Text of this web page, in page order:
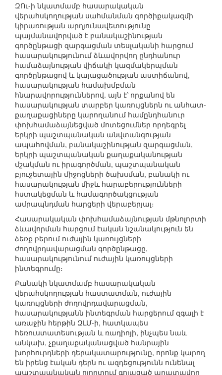
ԶՈւ-ի նկատմամբ հասարակական
վերահսկողության սահմանման գործիքակազմի
կիրառության արդյունավետությունը
պայմանավորված է բանակաշինության
գործընթացի զարգացման տեսլականի հարցում
հասարակությունում ձևավորվող ընդհանուր
համաձայնության վիճակի կազմակերպման
գործընթացով և կայացածության աստիճանով,
հասարակության համախմբման
հնարավորություններով. այն է՝ որքանով են
հասարակության տարբեր կառույցներն ու անհատ-
քաղաքացիները կարողանում համընդհանուր
փոխհամաձայնեցված մոտեցումներ որդեգրել
երկրի պաշտպանական անվտանգության
ապահովման, բանակաշինության զարգացման,
երկրի պաշտպանական քաղաքականության
մշակման ու իրագործման, պաշտպանական
բյուջետային միջոցների ծախսման, բանակի ու
հասարակության միջև հարաբերությունների
հստակեցման և համագործակցության
ամրապնդման հարցերի վերաբերյալ։
Հասարակական փոխհամաձայնության մթնոլորտի
ձևավորման հարցում էական նշանակություն են
ձեռք բերում ուժային կառույցների
ժողովրդավարացման գործընթացը,
հասարակությունում ուժային կառույցների
ինտեգրումը։
Բանակի նկատմամբ հասարակական
վերահսկողության հաստատման, ուժային
կառույցների ժողովրդավարացման,
հասարակությանն ինտեգրման հարցերում զգալի է
առաջին հերթին ԶԼՄ-ի, հատկապես
հեռուստատեսության և ռադիոյի, ինչպես նաև
անկախ, չքաղաքականացված հանրային
խորհուրդների դերակատարությունը, որոնք կարող
են իրենց էական դերն ու ազդեցությունն ունենալ
պաշտպանական ոլորտում գոյացած արատավոր